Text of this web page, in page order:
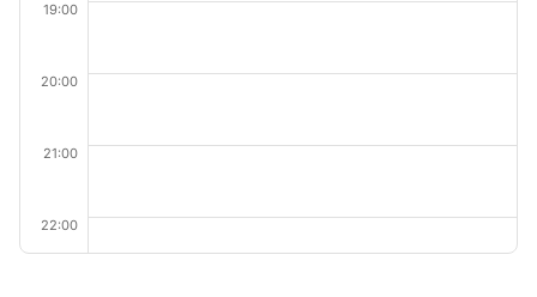
19:00
20:00
21:00
22:00